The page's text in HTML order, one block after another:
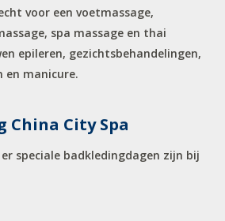
voor een voetmassage,
spa massage en thai
epileren, gezichtsbehandelingen,
en manicure.
China City Spa
speciale badkledingdagen zijn bij